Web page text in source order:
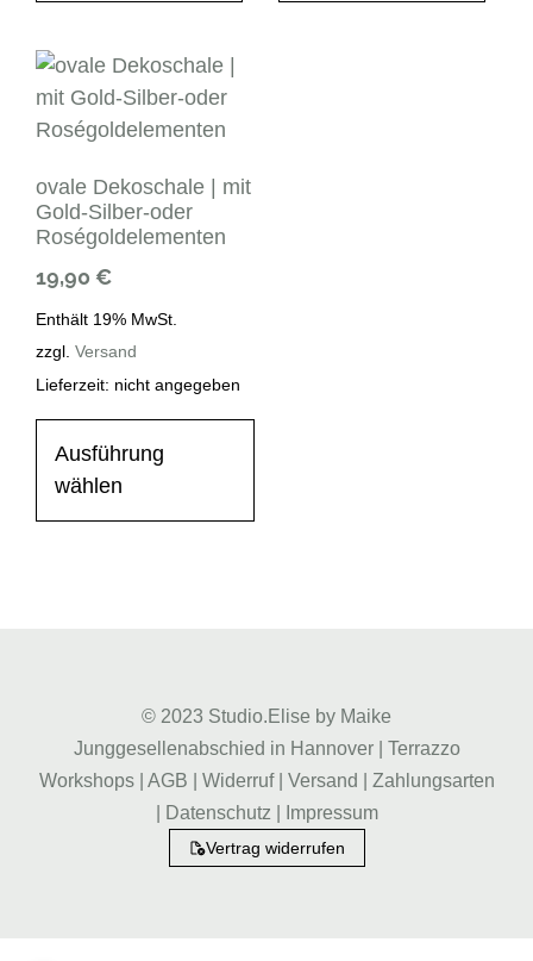
ovale Dekoschale | mit
Gold-Silber-oder
Roségoldelementen
19,90 €
Enthält 19% MwSt.
zzgl. Versand
Lieferzeit: nicht angegeben
Ausführung
wählen
© 2023 Studio.Elise by Maike
Junggesellenabschied in Hannover| Terrazzo
Workshops| AGB Widerruf| Versand
Zahlungsarten
Datenschutz Impressum
Vertrag widerrufen